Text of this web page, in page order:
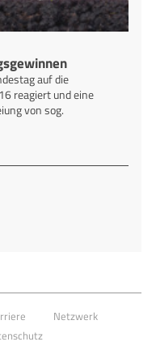
auf die
reagiert und eine
von sog.
Netzwerk